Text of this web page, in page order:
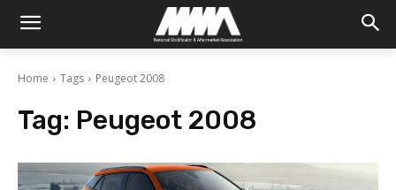
Home Tags Peugeot 2008
Tag: Peugeot 2008